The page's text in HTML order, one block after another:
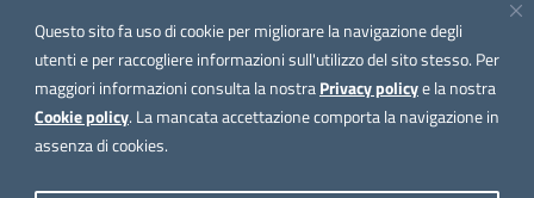
Questo sito fa uso di cookie per migliorare la navigazione degli
utenti e per raccogliere informazioni sull'utilizzo del sito stesso. Per
maggiori informazioni consulta la nostraPrivacy policye la nostra
Cookie policy. La mancata accettazione comporta la navigazione in
assenza di cookies.
inpa@funzionepubblica.it
FAQ
FAQ – Domande e risposte
Seguici su